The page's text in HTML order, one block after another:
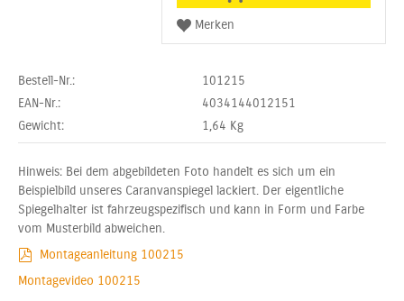
Bestell-Nr.:
101215
EAN-Nr.:
4034144012151
Gewicht:
1,64 Kg
Hinweis: Bei dem abgebildeten Foto handelt es sich um ein
Beispielbild unseres Caranvanspiegel lackiert. Der eigentliche
Spiegelhalter ist fahrzeugspezifisch und kann in Form und Farbe
vom Musterbild abweichen.
Montageanleitung 100215
Montagevideo 100215